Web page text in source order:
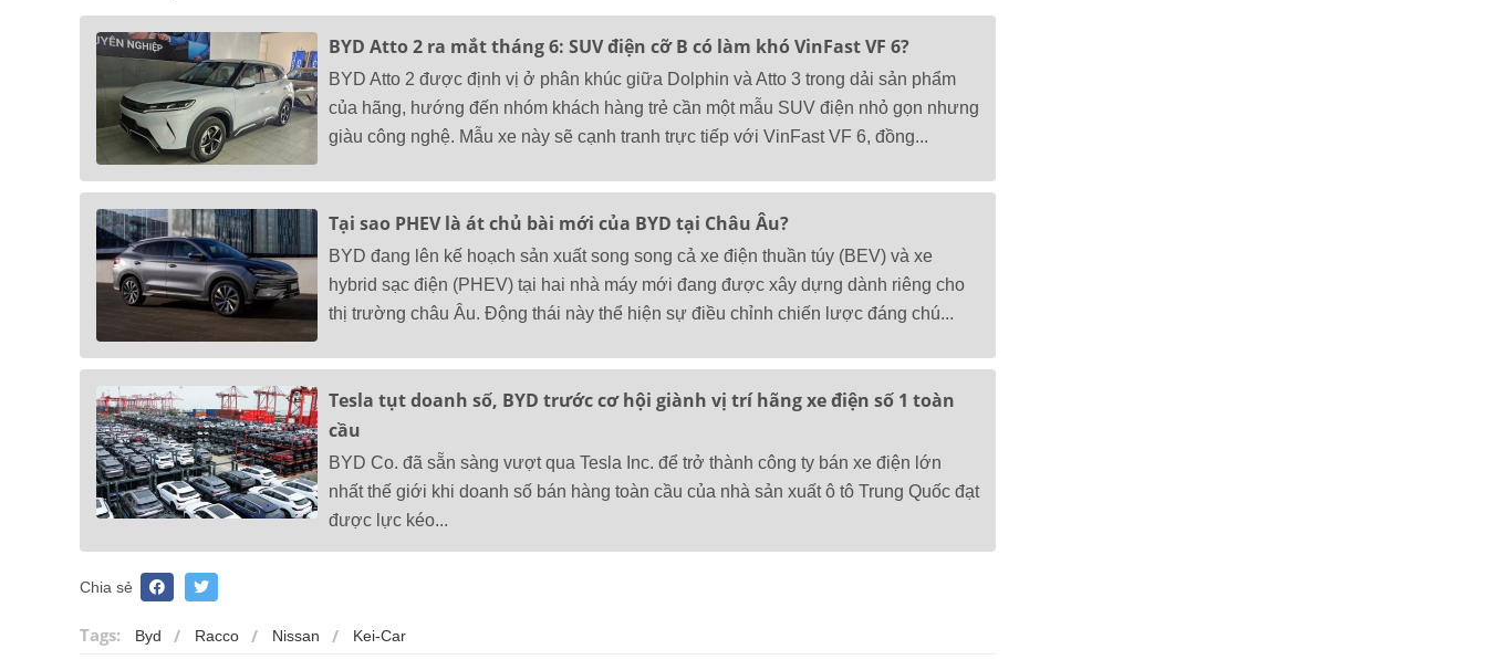
BYD Atto 2 ra mắt tháng 6: SUV điện cỡ B có làm khó VinFast VF 6?
BYD Atto 2 được định vị ở phân khúc giữa Dolphin và Atto 3 trong dải sản phẩm
của hãng, hướng đến nhóm khách hàng trẻ cần một mẫu SUV điện nhỏ gọn nhưng
giàu công nghệ. Mẫu xe này sẽ cạnh tranh trực tiếp với VinFast VF 6, đồng...
Tại sao PHEV là át chủ bài mới của BYD tại Châu Âu?
BYD đang lên kế hoạch sản xuất song song cả xe điện thuần túy (BEV) và xe
hybrid sạc điện (PHEV) tại hai nhà máy mới đang được xây dựng dành riêng cho
thị trường châu Âu. Động thái này thể hiện sự điều chỉnh chiến lược đáng chú...
Tesla tụt doanh số, BYD trước cơ hội giành vị trí hãng xe điện số 1 toàn
cầu
BYD Co. đã sẵn sàng vượt qua Tesla Inc. để trở thành công ty bán xe điện lớn
nhất thế giới khi doanh số bán hàng toàn cầu của nhà sản xuất ô tô Trung Quốc đạt
được lực kéo...
Chia sẻ
Tags: Byd Racco Nissan Kei-Car